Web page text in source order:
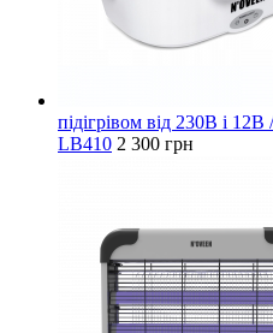
підігрівом від 230В і
LB410 2 300 грн